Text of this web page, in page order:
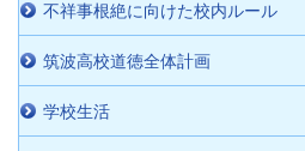
不祥事根絶に向けた校内ルール
筑波高校道徳全体計画
学校生活